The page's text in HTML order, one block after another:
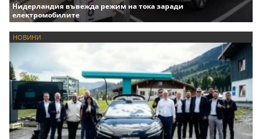
Нидерландия въвежда режим на тока заради
електромобилите
НОВИНИ